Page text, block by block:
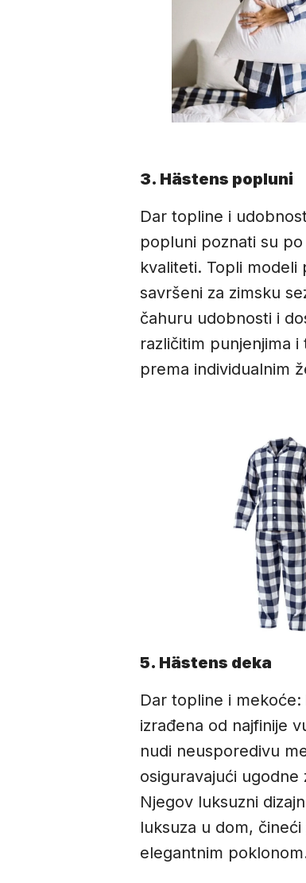
3. Hästens popluni
Dar topline i
popluni poznati su
kvaliteti. Topli modeli
savršeni za zimsku
čahuru udobnosti i
različitim punjenjima i
prema individualnim
5. Hästens deka
Dar topline i mekoće:
izrađena od najfinije
nudi neusporedivu
osiguravajući ugodne
Njegov luksuzni
luksuza u dom,
elegantnim